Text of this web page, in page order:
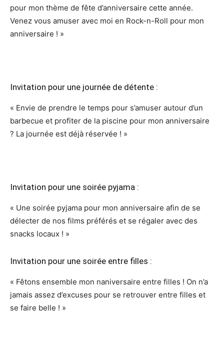
pour mon thème de fête d’anniversaire cette année.
Venez vous amuser avec moi en Rock-n-Roll pour mon
anniversaire ! »
Invitation pour une journée de détente :
« Envie de prendre le temps pour s’amuser autour d’un
barbecue et profiter de la piscine pour mon anniversaire
? La journée est déjà réservée ! »
Invitation pour une soirée pyjama :
« Une soirée pyjama pour mon anniversaire afin de se
délecter de nos films préférés et se régaler avec des
snacks locaux ! »
Invitation pour une soirée entre filles :
« Fêtons ensemble mon naniversaire entre filles ! On n’a
jamais assez d’excuses pour se retrouver entre filles et
se faire belle ! »